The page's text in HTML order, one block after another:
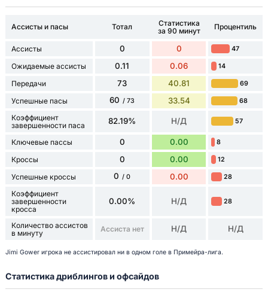
Ассисты и пасы Тотал
Статистика
за 90 минут
Процентиль
Ассисты 0 0 47
Ожидаемые ассисты 0.11 0.06 14
Передачи 73 40.81 69
Успешные пасы 60 / 73 33.54 68
Коэффициент
завершенности паса
82.19% Н/Д 57
Ключевые пассы 0 0.00 8
Кроссы 0 0.00 12
Успешные кроссы 0 / 0 0.00 28
Коэффициент
завершенности
кросса
0.00% Н/Д 28
Количество ассистов
в минуту
Ассиста нет Н/Д Н/Д
Jimi Gower игрока не ассистировал ни в одном голе в Примейра-лига.
Статистика дриблингов и офсайдов